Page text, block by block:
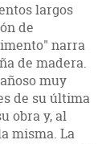
largos
de
narra
de madera.
muy
de su última
obra y, al
misma. La